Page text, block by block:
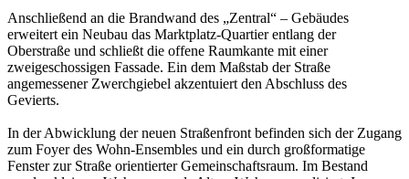
Anschließend an die Brandwand des „Zentral“ – Gebäudes
erweitert ein Neubau das Marktplatz-Quartier entlang der
Oberstraße und schließt die offene Raumkante mit einer
zweigeschossigen Fassade. Ein dem Maßstab der Straße
angemessener Zwerchgiebel akzentuiert den Abschluss des
Gevierts.
In der Abwicklung der neuen Straßenfront befinden sich der Zugang
zum Foyer des Wohn-Ensembles und ein durch großformatige
Fenster zur Straße orientierter Gemeinschaftsraum. Im Bestand